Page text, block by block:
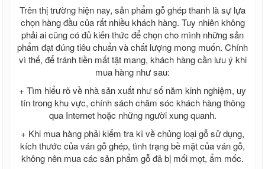
Ngành sắt
Giá bạt xanh cam
Tyren ti ren, Tán chuồn
Lưới mắt cáo, lưới hàn, lưới dập dãn, lưới
kéo dãn, lưới tô tường, thép dập lỗ
TÔN SÀN DECK, TÔN ĐỔ SÀN BÊ
TÔNG, TÔN LÓT SÀN BÊ TÔNG, TÔN
SÓNG SÀN
TÔN ĐỔ SÀN DECK 0.75 mm, TÔN SÀN
DECK, TÔN ĐỔ SÀN BÊ TÔNG
TÔN ĐỔ SÀN DECK 0.95 mm 1mm, TÔN
SÀN DECK, TÔN ĐỔ SÀN BÊ TÔNG
TÔN ĐỔ SÀN DECK 1.15 mm 1.2mm,
Trên thị trường hiện nay, sản phẩm gỗ ghép thanh là sự lựa
chọn hàng đầu của rất nhiều khách hàng. Tuy nhiên không
phải ai cũng có đủ kiến thức để chọn cho mình những sản
phẩm đạt đúng tiêu chuẩn và chất lượng mong muốn. Chính
vì thế, để tránh tiền mất tật mang, khách hàng cần lưu ý khi
mua hàng như sau:
+ Tìm hiểu rõ về nhà sản xuất như số năm kinh nghiệm, uy
tín trong khu vực, chính sách chăm sóc khách hàng thông
qua Internet hoặc những người xung quanh.
+ Khi mua hàng phải kiểm tra kĩ về chủng loại gỗ sử dụng,
kích thước của ván gỗ ghép, tình trạng bề mặt của ván gỗ,
không nên mua các sản phẩm gỗ đã bị mối mọt, ẩm mốc.